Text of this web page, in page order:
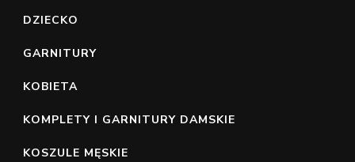
DZIECKO
GARNITURY
KOBIETA
KOMPLETY I GARNITURY DAMSKIE
KOSZULE MĘSKIE